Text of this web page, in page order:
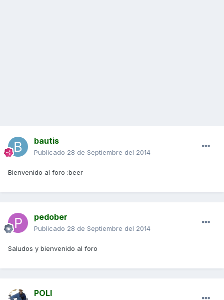
bautis
Publicado 28 de Septiembre del 2014
Bienvenido al foro :beer
pedober
Publicado 28 de Septiembre del 2014
Saludos y bienvenido al foro
POLI